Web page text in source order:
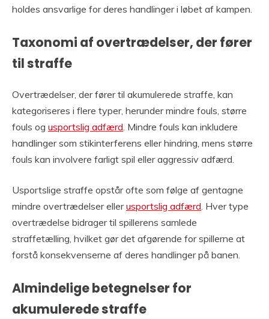
holdes ansvarlige for deres handlinger i løbet af kampen.
Taxonomi af overtrædelser, der fører
til straffe
Overtrædelser, der fører til akumulerede straffe, kan
kategoriseres i flere typer, herunder mindre fouls, større
fouls og usportslig adfærd. Mindre fouls kan inkludere
handlinger som stikinterferens eller hindring, mens større
fouls kan involvere farligt spil eller aggressiv adfærd.
Usportslige straffe opstår ofte som følge af gentagne
mindre overtrædelser ellerusportslig adfærd. Hver type
overtrædelse bidrager til spillerens samlede
straffetælling, hvilket gør det afgørende for spillerne at
forstå konsekvenserne af deres handlinger på banen.
Almindelige betegnelser for
akumulerede straffe